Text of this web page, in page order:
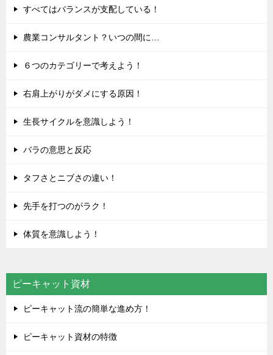
すべてはバランスが支配している！
農業コンサルタント？いつの間に…
６つのカテゴリーで考えよう！
右肩上がりがダメにする原因！
生長サイクルを意識しよう！
バラの意思と反応
タフさとニブさの違い！
先手を打つのがラク！
体質を意識しよう！
ピーキャット資材
ピーキャット流の簡単な進め方！
ピーキャット資材の特徴